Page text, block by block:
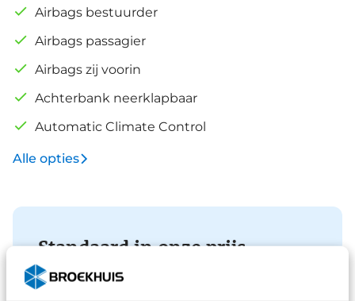
Airbags bestuurder
Airbags passagier
Airbags zij voorin
Achterbank neerklapbaar
Automatic Climate Control
Alle opties
Standaard in onze prijs